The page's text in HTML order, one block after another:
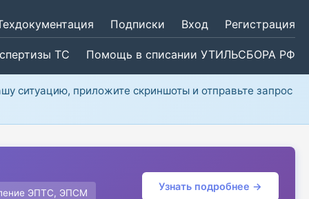
Подписки Вход Регистрация
ТС Помощь в списании УТИЛЬСБОРА РФ
ситуацию, приложите скриншоты и отправьте запрос
ЭПТС, ЭПСМ
Узнать подробнее →